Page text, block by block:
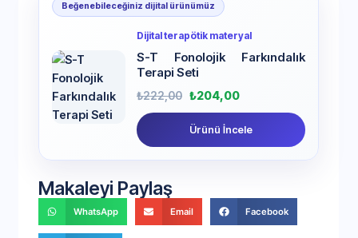
Beğenebileceğiniz dijital ürünümüz
Dijital terapötik materyal
S-T Fonolojik Farkındalık
Terapi Seti
₺222,00 ₺204,00
Ürünü İncele
Makaleyi Paylaş
WhatsApp Email Facebook